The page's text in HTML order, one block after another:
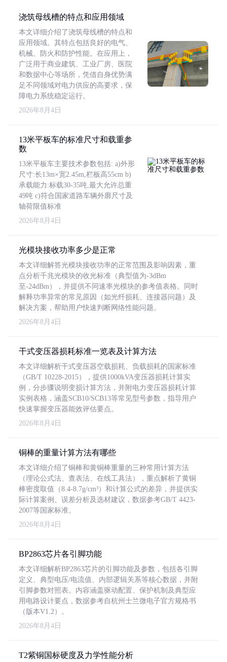
浇筑母线槽的特点和应用领域
本文详细介绍了浇筑母线槽的特点和
应用领域。其特点包括良好的电气、
机械、防火和防护性能。在应用上，
广泛用于商业建筑、工业厂房、医院
和数据中心等场所，凭借自身优势满
足不同领域对电力供应的高要求，保
障电力系统稳定运行。
2026年8月4日
13米平板车的标准尺寸和载重参
数
13米平板车主要技术参数包括: a)外形
尺寸:长13m×宽2.45m,栏板高55cm b)
承载能力:标载30-35吨,最大允许总重
49吨 c)符合国家道路车辆外廓尺寸及
轴荷限值标准
2026年8月4日
光模块接收功率多少是正常
本文详细解答光模块接收功率的正常范围及影响因素，重
点分析千兆光模块的收光标准（典型值为-3dBm
至-24dBm），并提供不同速率光模块的参考值表格。同时
解释功率异常的常见原因（如光纤损耗、连接器问题）及
解决方案，帮助用户快速判断网络性能问题。
2026年8月4日
干式变压器损耗标准一览表及计算方法
本文详细解析干式变压器空载损耗、负载损耗的国家标准
（GB/T 10228-2015），提供1000kVA变压器损耗计算实
例，分步骤说明变损计算方法，并附电力变压器损耗计算
实例表格，涵盖SCB10/SCB13等常见型号参数，指导用户
快速掌握变压器能效评估要点。
2026年8月4日
铜棒的重量计算方法有哪些
本文详细介绍了铜棒和黄铜棒重量的三种常用计算方法
（理论公式法、查表法、在线工具法），重点解析了黄铜
棒密度取值（8.4-8.7g/cm³）和计算公式的差异，并提供实
际计算案例、误差分析及选材建议，数据参考GB/T 4423-
2007等国家标准。
2026年8月4日
BP2863芯片各引脚功能
本文详细解析BP2863芯片的引脚功能及参数，包括各引脚
定义、典型电压/电流值、内部逻辑关系等核心数据，并附
引脚参数对照表。内容涵盖驱动配置、保护机制及典型应
用电路设计要点，数据参考自杭州士兰微电子官方规格书
（版本V1.2）。
2026年8月4日
T2紫铜国标硬度及力学性能分析